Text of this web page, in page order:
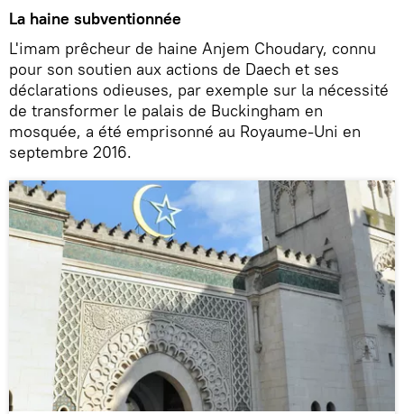
La haine subventionnée
L'imam prêcheur de haine Anjem Choudary, connu
pour son soutien aux actions de Daech et ses
déclarations odieuses, par exemple sur la nécessité
de transformer le palais de Buckingham en
mosquée, a été emprisonné au Royaume-Uni en
septembre 2016.